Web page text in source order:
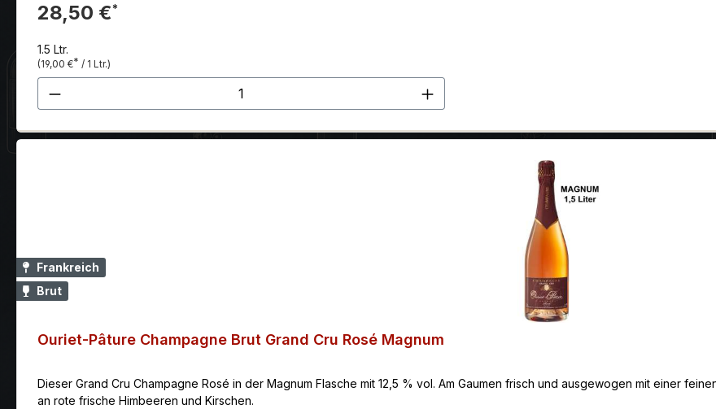
28,50 €*
1.5 Ltr.
(19,00 €* / 1 Ltr.)
Produkt Anzahl: Gib den gewünschten Wert ein oder benutze die
Frankreich
Brut
Ouriet-Pâture Champagne Brut Grand Cru Rosé Magnum
Dieser Grand Cru Champagne Rosé in der Magnum Flasche mit 12,5 % vol. Am Gaumen frisch und ausgewogen mit einer
an rote frische Himbeeren und Kirschen.